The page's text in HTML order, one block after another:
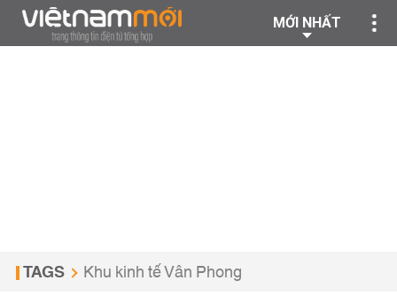
MỚI NHẤT
TAGS Khu kinh tế Vân Phong